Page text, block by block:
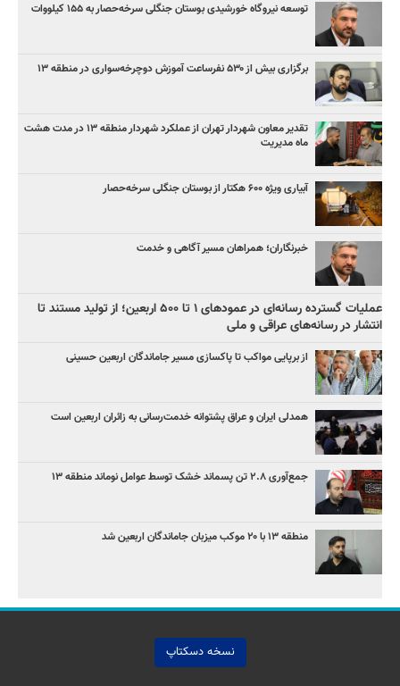
توسعه نیروگاه خورشیدی بوستان جنگلی سرخه‌حصار به ۱۵۵ کیلووات
برگزاری بیش از ۵۳۰ نفرساعت آموزش دوچرخه‌سواری در منطقه ۱۳
تقدیر معاون شهردار تهران از عملکرد شهردار منطقه ۱۳ در مدت هشت
ماه مدیریت
آبیاری ویژه ۶۰۰ هکتار از بوستان جنگلی سرخه‌حصار
خبرنگاران؛ همراهان مسیر آگاهی و خدمت
عملیات گسترده رسانه‌ای در عمودهای ۱ تا ۵۰۰ اربعین؛ از تولید مستند تا
انتشار در رسانه‌های عراقی و ملی
از برپایی مواکب تا پاکسازی مسیر جاماندگان اربعین حسینی
همدلی ایران و عراق پشتوانه خدمت‌رسانی به زائران اربعین است
جمع‌آوری ۲.۸ تن پسماند خشک توسط عوامل نوماند منطقه ۱۳
منطقه ۱۳ با ۲۰ موکب میزبان جاماندگان اربعین شد
نسخه دسکتاپ